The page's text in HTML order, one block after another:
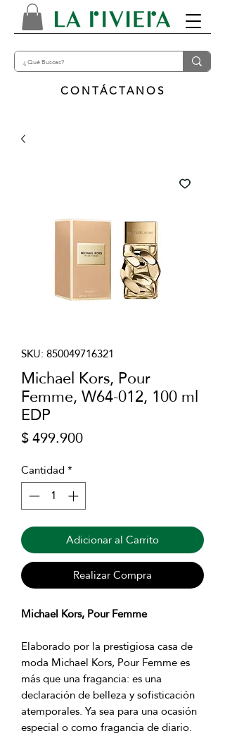
CONTÁCTANOS
SKU: 850049716321
Michael Kors, Pour
Femme, W64-012, 100 ml
EDP
$ 499.900Precio
Cantidad*
Adicionar al Carrito
Realizar Compra
Michael Kors, Pour Femme
Elaborado por la prestigiosa casa de
moda Michael Kors, Pour Femme es
más que una fragancia: es una
declaración de belleza y sofisticación
atemporales. Ya sea para una ocasión
especial o como fragancia de diario.